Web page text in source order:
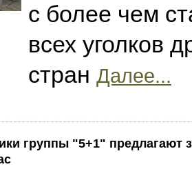
с более чем
всех уголков
стран Далее...
группы "5+1" предлагают